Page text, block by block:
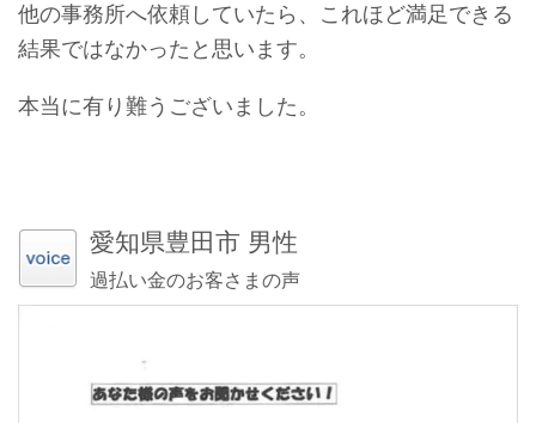
他の事務所へ依頼していたら、これほど満足できる
結果ではなかったと思います。
本当に有り難うございました。
愛知県豊田市 男性
過払い金のお客さまの声